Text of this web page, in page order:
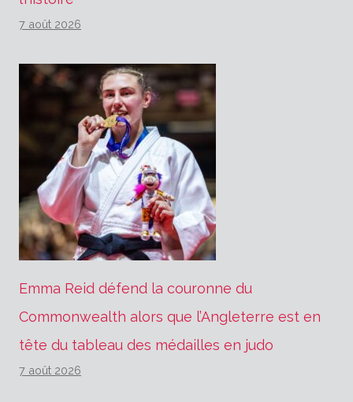
7 août 2026
Emma Reid défend la couronne du
Commonwealth alors que l’Angleterre est en
tête du tableau des médailles en judo
7 août 2026